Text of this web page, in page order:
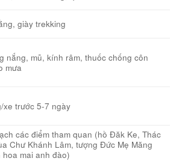
giày trekking
nắng, mũ, kính râm, thuốc chống côn
mưa
xe trước 5-7 ngày
các điểm tham quan (hồ Đăk Ke, Thác
Chư Khánh Lâm, tượng Đức Mẹ Măng
mai anh đào)